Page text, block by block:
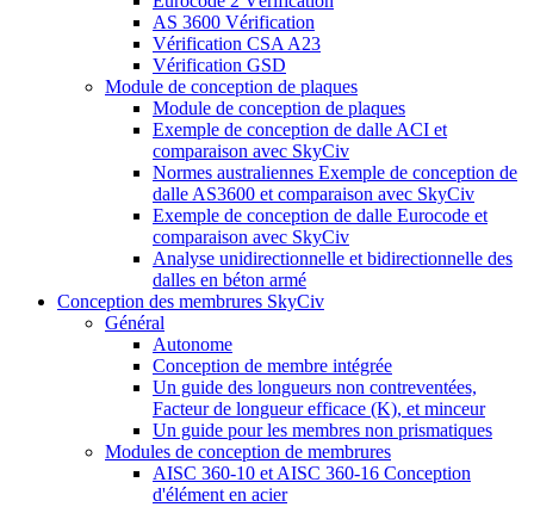
AS 3600 Vérification
Vérification CSA A23
Vérification GSD
Module de conception de plaques
Module de conception de plaques
Exemple de conception de dalle ACI et
comparaison avec SkyCiv
Normes australiennes Exemple de conception de
dalle AS3600 et comparaison avec SkyCiv
Exemple de conception de dalle Eurocode et
comparaison avec SkyCiv
Analyse unidirectionnelle et bidirectionnelle des
dalles en béton armé
Conception des membrures SkyCiv
Général
Autonome
Conception de membre intégrée
Un guide des longueurs non contreventées,
Facteur de longueur efficace (K), et minceur
Un guide pour les membres non prismatiques
Modules de conception de membrures
AISC 360-10 et AISC 360-16 Conception
d'élément en acier